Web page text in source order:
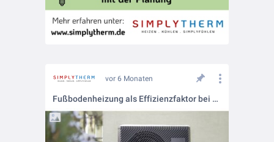
vor 6 Monaten
Fußbodenheizung als Effizienzfaktor bei Wärmepumpen 📊⚙️